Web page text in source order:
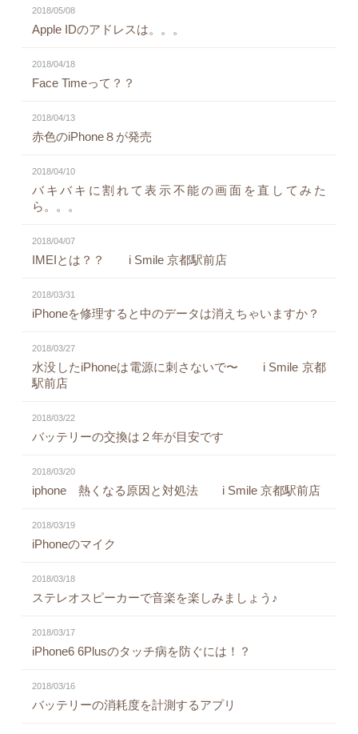
2018/05/08
Apple IDのアドレスは。。。
2018/04/18
Face Timeって？？
2018/04/13
赤色のiPhone８が発売
2018/04/10
バキバキに割れて表示不能の画面を直してみた
ら。。。
2018/04/07
IMEIとは？？ i Smile 京都駅前店
2018/03/31
iPhoneを修理すると中のデータは消えちゃいますか？
2018/03/27
水没したiPhoneは電源に刺さないで〜 i Smile 京都
駅前店
2018/03/22
バッテリーの交換は２年が目安です
2018/03/20
iphone 熱くなる原因と対処法 i Smile 京都駅前店
2018/03/19
iPhoneのマイク
2018/03/18
ステレオスピーカーで音楽を楽しみましょう♪
2018/03/17
iPhone6 6Plusのタッチ病を防ぐには！？
2018/03/16
バッテリーの消耗度を計測するアプリ